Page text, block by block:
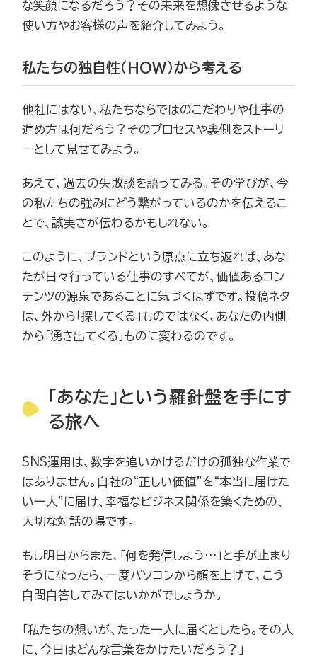
な笑顔になるだろう？その未来を想像させるような
使い方やお客様の声を紹介してみよう。
私たちの独自性（HOW）から考える
他社にはない、私たちならではのこだわりや仕事の
進め方は何だろう？そのプロセスや裏側をストーリ
ーとして見せてみよう。
あえて、過去の失敗談を語ってみる。その学びが、今
の私たちの強みにどう繋がっているのかを伝えるこ
とで、誠実さが伝わるかもしれない。
このように、ブランドという原点に立ち返れば、あな
たが日々行っている仕事のすべてが、価値あるコン
テンツの源泉であることに気づくはずです。投稿ネタ
は、外から「探してくる」ものではなく、あなたの内側
から「湧き出てくる」ものに変わるのです。
「あなた」という羅針盤を手にす
る旅へ
SNS運用は、数字を追いかけるだけの孤独な作業で
はありません。自社の“正しい価値”を“本当に届けた
い一人”に届け、幸福なビジネス関係を築くための、
大切な対話の場です。
もし明日からまた、「何を発信しよう…」と手が止まり
そうになったら、一度パソコンから顔を上げて、こう
自問自答してみてはいかがでしょうか。
「私たちの想いが、たった一人に届くとしたら。その人
に、今日はどんな言葉をかけたいだろう？」